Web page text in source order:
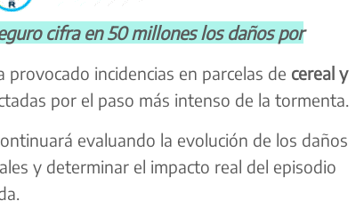
cifra en 50 millones los daños por
incidencias en parcelas de cereal y
por el paso más intenso de la tormenta.
evaluando la evolución de los daños
y determinar el impacto real del episodio